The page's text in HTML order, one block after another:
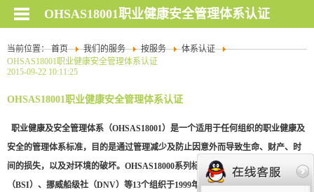
OHSAS18001职业健康安全管理体系认证
当前位置：首页 我们的服务 按服务
体系认证
OHSAS18001职业健康安全管理体系认证
2015-09-22 10:11:25
OHSAS18001职业健康安全管理体系认证
职业健康及安全管理体系（OHSAS18001）是一个适用于任何组织的职业健康及
安全的管理体系标准，目的是通过管理减少及防止因意外而导致生命、财产、时
间的损失，以及对环境的破坏。OHSAS18000系列标准是由英国标准协会
（BSI）、挪威船级社（DNV）等13个组织于1999年联合推出的国际性标准，在